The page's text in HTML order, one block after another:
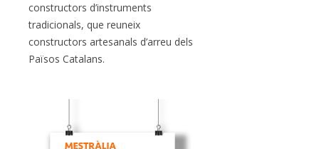
constructors d’instruments
tradicionals, que reuneix
constructors artesanals d’arreu dels
Països Catalans.